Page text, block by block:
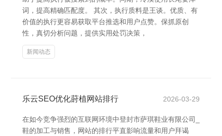
词，提高精确匹配度。 其次，执行质料是王谈。优质、有
价值的执行更容易获取平台推选和用户点赞。保抓原创
性，真切分析问题，提供实用处罚决策，
新闻动态
乐云SEO优化莳植网站排行 2026-03-29
在如今竞争强烈的互联网环境中登封市萨琪鞋业有限公司_
鞋的加工与销售，网站的排行平直影响流量和用户拜谒